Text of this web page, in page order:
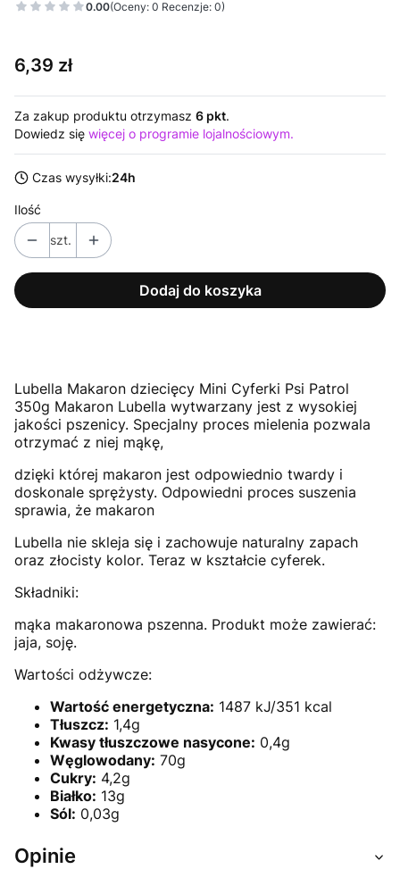
0.00(Oceny: 0 Recenzje: 0)
Cena
6,39 zł
Za zakup produktu otrzymasz 6 pkt.
Dowiedz się więcej o programie lojalnościowym.
Czas wysyłki:24h
Ilość
szt.
Dodaj do koszyka
Lubella Makaron dziecięcy Mini Cyferki Psi Patrol
350g Makaron Lubella wytwarzany jest z wysokiej
jakości pszenicy. Specjalny proces mielenia pozwala
otrzymać z niej mąkę,
dzięki której makaron jest odpowiednio twardy i
doskonale sprężysty. Odpowiedni proces suszenia
sprawia, że makaron
Lubella nie skleja się i zachowuje naturalny zapach
oraz złocisty kolor. Teraz w kształcie cyferek.
Składniki:
mąka makaronowa pszenna. Produkt może zawierać:
jaja, soję.
Wartości odżywcze:
Wartość energetyczna: 1487 kJ/351 kcal
Tłuszcz: 1,4g
Kwasy tłuszczowe nasycone: 0,4g
Węglowodany: 70g
Cukry: 4,2g
Białko: 13g
Sól: 0,03g
Opinie